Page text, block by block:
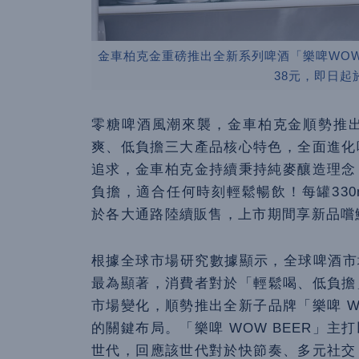
金車柏克金重磅推出全新系列啤酒「樂啤
38元，即日起
零糖啤酒風潮來襲，金車柏克金順勢推
爽、低負擔三大產品核心特色，全面進
追求，金車柏克金持續秉持純麥釀造理
負擔，適合任何時刻輕鬆暢飲！每罐
於各大通路陸續販售，上市期間享新品嚐
根據全球市場研究數據顯示，全球啤酒
最為顯著，消費者對於「輕鬆喝、低負
市場變化，順勢推出全新子品牌「樂啤
的關鍵布局。「樂啤 WOW BEER」主
世代，回應該世代對於快節奏、多元社